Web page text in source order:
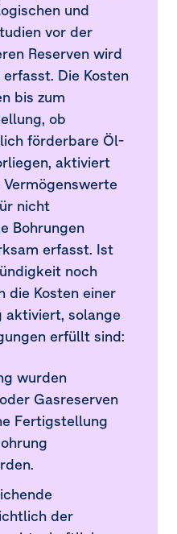
Vermögenswerten und
und Personen
der OMV
und
vor der
Reserven wird
Die Kosten
bis zum
ob
förderbare Öl-
aktiviert
nicht
Bohrungen
erfasst. Ist
noch
die Kosten einer
aktiviert, solange
erfüllt sind:
wurden
Gasreserven
Fertigstellung
der